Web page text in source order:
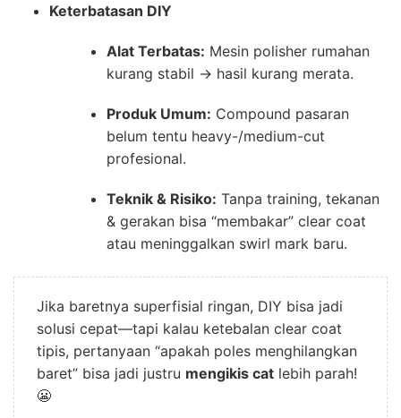
Keterbatasan DIY
Alat Terbatas: Mesin polisher rumahan
kurang stabil → hasil kurang merata.
Produk Umum: Compound pasaran
belum tentu heavy-/medium-cut
profesional.
Teknik & Risiko: Tanpa training, tekanan
& gerakan bisa “membakar” clear coat
atau meninggalkan swirl mark baru.
Jika baretnya superfisial ringan, DIY bisa jadi
solusi cepat—tapi kalau ketebalan clear coat
tipis, pertanyaan “apakah poles menghilangkan
baret” bisa jadi justru mengikis cat lebih parah!
😬